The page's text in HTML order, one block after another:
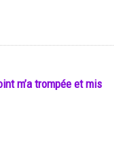
m’a trompée et mis